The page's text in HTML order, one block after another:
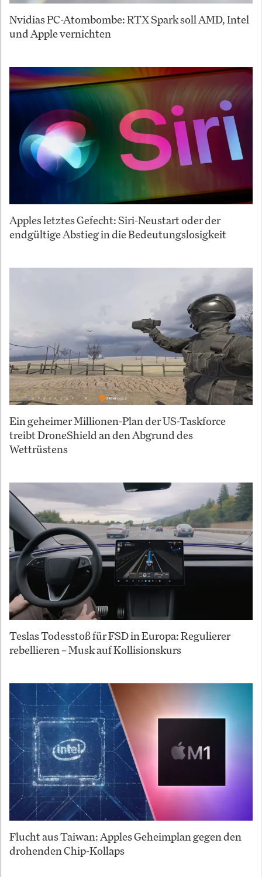
Nvidias PC-Atombombe: RTX Spark soll AMD, Intel
und Apple vernichten
Apples letztes Gefecht: Siri-Neustart oder der
endgültige Abstieg in die Bedeutungslosigkeit
Ein geheimer Millionen-Plan der US-Taskforce
treibt DroneShield an den Abgrund des
Wettrüstens
Teslas Todesstoß für FSD in Europa: Regulierer
rebellieren – Musk auf Kollisionskurs
Flucht aus Taiwan: Apples Geheimplan gegen den
drohenden Chip-Kollaps